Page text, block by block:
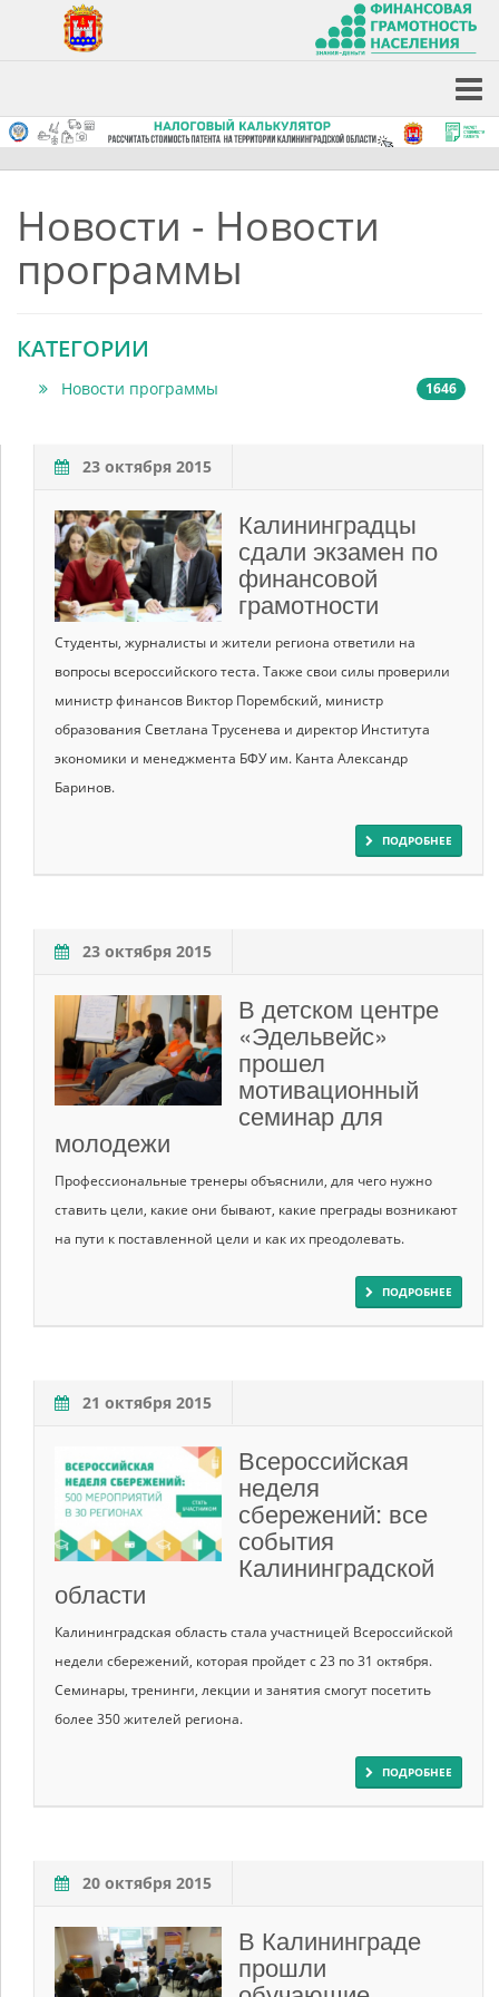
Новости - Новости
программы
КАТЕГОРИИ
Новости программы 1646
23 октября 2015
Калининградцы
сдали экзамен по
финансовой
грамотности
Студенты, журналисты и жители региона ответили на
вопросы всероссийского теста. Также свои силы проверили
министр финансов Виктор Порембский, министр
образования Светлана Трусенева и директор Института
экономики и менеджмента БФУ им. Канта Александр
Баринов.
ПОДРОБНЕЕ
23 октября 2015
В детском центре
«Эдельвейс»
прошел
мотивационный
семинар для
молодежи
Профессиональные тренеры объяснили, для чего нужно
ставить цели, какие они бывают, какие преграды возникают
на пути к поставленной цели и как их преодолевать.
ПОДРОБНЕЕ
21 октября 2015
Всероссийская
неделя
сбережений: все
события
Калининградской
области
Калининградская область стала участницей Всероссийской
недели сбережений, которая пройдет с 23 по 31 октября.
Семинары, тренинги, лекции и занятия смогут посетить
более 350 жителей региона.
ПОДРОБНЕЕ
20 октября 2015
В Калининграде
прошли